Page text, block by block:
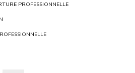
PROFESSIONNELLE